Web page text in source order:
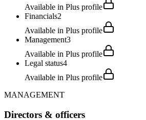
Available in Plus profile
Financials2
Available in Plus profile
Management3
Available in Plus profile
Legal status4
Available in Plus profile
MANAGEMENT
Directors & officers